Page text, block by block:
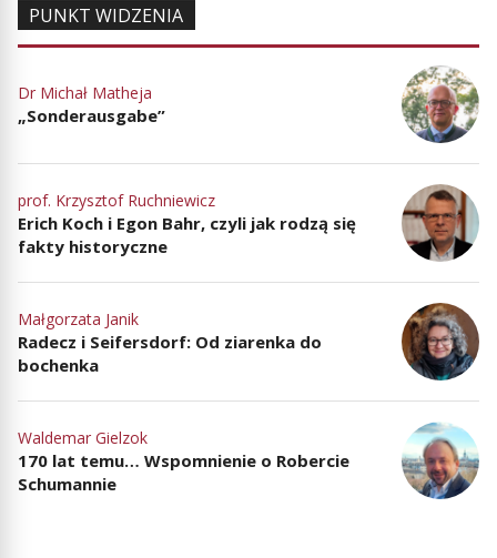
PUNKT WIDZENIA
Dr Michał Matheja
„Sonderausgabe”
prof. Krzysztof Ruchniewicz
Erich Koch i Egon Bahr, czyli jak rodzą się
fakty historyczne
Małgorzata Janik
Radecz i Seifersdorf: Od ziarenka do
bochenka
Waldemar Gielzok
170 lat temu… Wspomnienie o Robercie
Schumannie